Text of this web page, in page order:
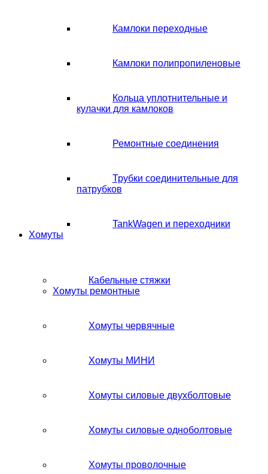
Камлоки переходные
Камлоки полипропиленовые
Кольца уплотнительные и
кулачки для камлоков
Ремонтные соединения
Трубки соединительные для
патрубков
TankWagen и переходники
Хомуты
Кабельные стяжки
Хомуты ремонтные
Хомуты червячные
Хомуты МИНИ
Хомуты силовые двухболтовые
Хомуты силовые одноболтовые
Хомуты проволочные